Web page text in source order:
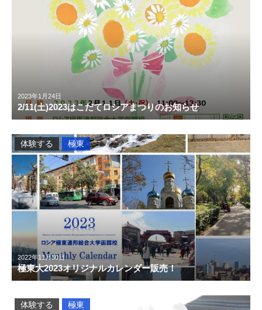
2023年1月24日
2/11(土)2023はこだてロシアまつりのお知らせ
2022年11月30日
極東大2023オリジナルカレンダー販売！
体験する 極東
体験する 極東